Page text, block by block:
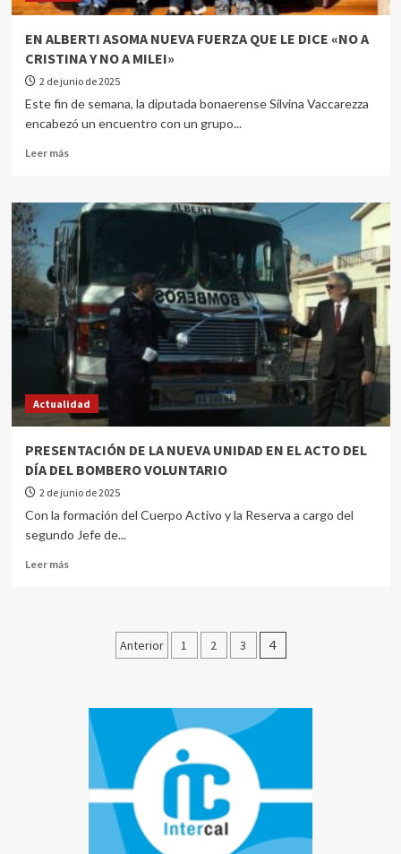
EN ALBERTI ASOMA NUEVA FUERZA QUE LE DICE «NO A
CRISTINA Y NO A MILEI»
2 de junio de 2025
Este fin de semana, la diputada bonaerense Silvina Vaccarezza
encabezó un encuentro con un grupo...
Leer más
Actualidad
PRESENTACIÓN DE LA NUEVA UNIDAD EN EL ACTO DEL
DÍA DEL BOMBERO VOLUNTARIO
2 de junio de 2025
Con la formación del Cuerpo Activo y la Reserva a cargo del
segundo Jefe de...
Leer más
Anterior 1 2 3 4